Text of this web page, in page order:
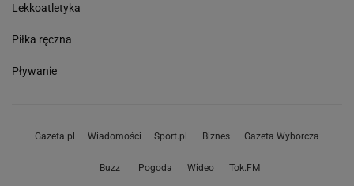
Lekkoatletyka
Piłka ręczna
Pływanie
Gazeta.pl Wiadomości Sport.pl Biznes Gazeta Wyborcza
Buzz Pogoda Wideo Tok.FM